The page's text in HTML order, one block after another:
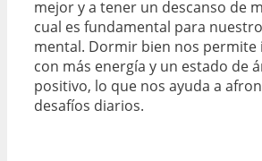
mejor y a tener un descanso de
cual es fundamental para
mental. Dormir bien nos permite
con más energía y un estado de
positivo, lo que nos ayuda a
desafíos diarios.